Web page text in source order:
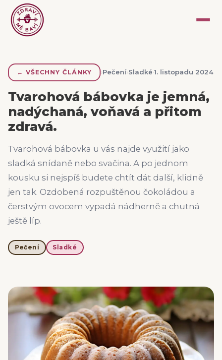
← VŠECHNY ČLÁNKY ›Pečení›Sladké 1. listopadu 2024
Tvarohová bábovka je jemná,
nadýchaná, voňavá a přitom
zdravá.
Tvarohová bábovka u vás najde využití jako
sladká snídaně nebo svačina. A po jednom
kousku si nejspíš budete chtít dát další, klidně
jen tak. Ozdobená rozpuštěnou čokoládou a
čerstvým ovocem vypadá nádherně a chutná
ještě líp.
Pečení Sladké